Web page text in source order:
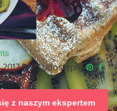
Udostępnij
z naszym ekspertem